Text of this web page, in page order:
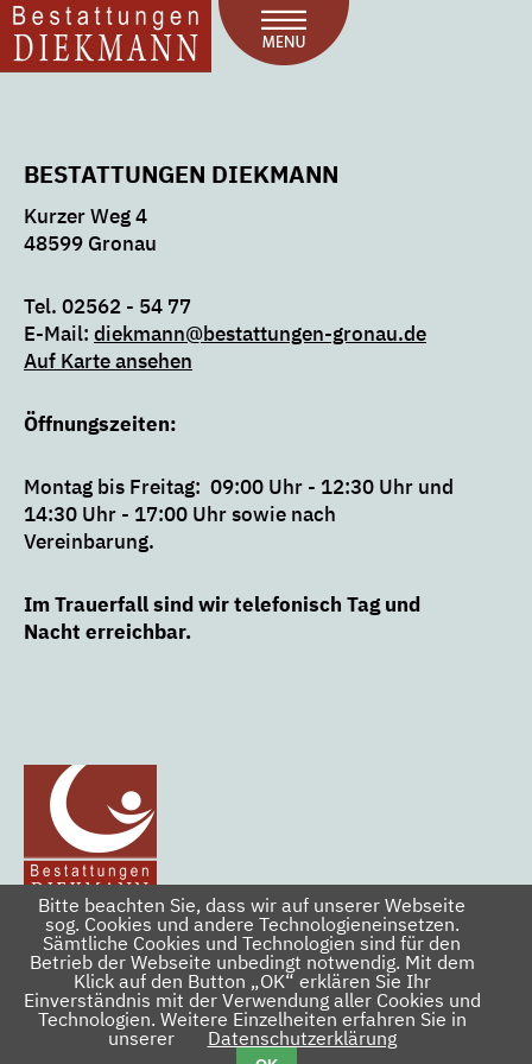
BESTATTUNGEN DIEKMANN
Kurzer Weg 4
48599 Gronau
Tel. 02562 - 54 77
E-Mail: diekmann@bestattungen-gronau.de
Auf Karte ansehen
Öffnungszeiten:
Montag bis Freitag: 09:00 Uhr - 12:30 Uhr und
14:30 Uhr - 17:00 Uhr sowie nach
Vereinbarung.
Im Trauerfall sind wir telefonisch Tag und
Nacht erreichbar.
02562 - 54 77Tag & Nacht
Kurzer Weg 4 • 48599 Gronau
E-Mail: diekmann@bestattungen-gronau.de
Bitte beachten Sie, dass wir auf unserer Webseite
sog. Cookies und andere Technologieneinsetzen.
Sämtliche Cookies und Technologien sind für den
Betrieb der Webseite unbedingt notwendig. Mit dem
Klick auf den Button „OK“ erklären Sie Ihr
Einverständnis mit der Verwendung aller Cookies und
Technologien. Weitere Einzelheiten erfahren Sie in
unserer
Datenschutzerklärung